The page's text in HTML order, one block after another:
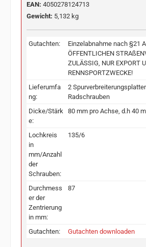
EAN: 4050278124713
Gewicht: 5,132 kg
Gutachten:
Einzelabnahme nach §21
ÖFFENTLICHEN
ZULÄSSIG, NUR EXPORT
RENNSPORTZWECKE!
Lieferumfa
ng:
2
Radschrauben
Dicke/Stärk
e:
80 mm pro Achse, d.h 40
Lochkreis
in
mm/Anzahl
der
Schrauben:
135/6
Durchmess
er der
Zentrierung
in mm:
87
Gutachten: Gutachten downloaden